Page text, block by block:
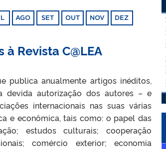
AGO SET OUT NOV DEZ
Revista C@LEA
publica anualmente artigos inéditos,
autorização dos autores – e
internacionais nas suas várias
e econômica, tais como: o papel das
estudos culturais; cooperação
comércio exterior; economia